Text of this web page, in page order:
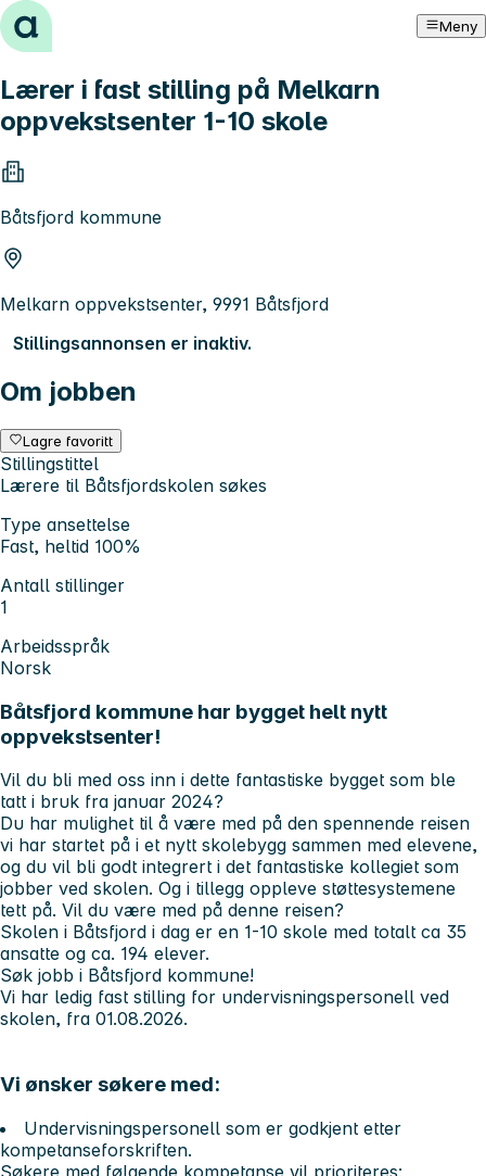
Hopp til innhold Meny
Lærer i fast stilling på Melkarn
oppvekstsenter 1-10 skole
Båtsfjord kommune
Melkarn oppvekstsenter, 9991 Båtsfjord
Stillingsannonsen er inaktiv.
Om jobben
Lagre favoritt
Stillingstittel
Lærere til Båtsfjordskolen søkes
Type ansettelse
Fast, heltid 100%
Antall stillinger
1
Arbeidsspråk
Norsk
Båtsfjord kommune har bygget helt nytt
oppvekstsenter!
Vil du bli med oss inn i dette fantastiske bygget som ble
tatt i bruk fra januar 2024?
Du har mulighet til å være med på den spennende reisen
vi har startet på i et nytt skolebygg sammen med elevene,
og du vil bli godt integrert i det fantastiske kollegiet som
jobber ved skolen. Og i tillegg oppleve støttesystemene
tett på. Vil du være med på denne reisen?
Skolen i Båtsfjord i dag er en 1-10 skole med totalt ca 35
ansatte og ca. 194 elever.
Søk jobb i Båtsfjord kommune!
Vi har ledig fast stilling for undervisningspersonell ved
skolen, fra 01.08.2026.
Vi ønsker søkere med:
Undervisningspersonell som er godkjent etter
kompetanseforskriften.
Søkere med følgende kompetanse vil prioriteres: